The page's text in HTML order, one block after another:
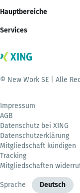
Hauptbereiche
Services
© New Work SE | Alle
Impressum
AGB
Datenschutz bei XING
Datenschutzerklärung
Mitgliedschaft kündigen
Tracking
Mitgliedschaften
Sprache Deutsch